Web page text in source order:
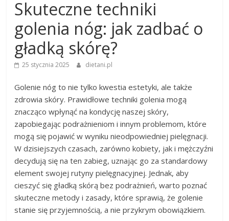
Skuteczne techniki
golenia nóg: jak zadbać o
gładką skórę?
25 stycznia 2025 dietani.pl
Golenie nóg to nie tylko kwestia estetyki, ale także
zdrowia skóry. Prawidłowe techniki golenia mogą
znacząco wpłynąć na kondycję naszej skóry,
zapobiegając podrażnieniom i innym problemom, które
mogą się pojawić w wyniku nieodpowiedniej pielęgnacji.
W dzisiejszych czasach, zarówno kobiety, jak i mężczyźni
decydują się na ten zabieg, uznając go za standardowy
element swojej rutyny pielęgnacyjnej. Jednak, aby
cieszyć się gładką skórą bez podrażnień, warto poznać
skuteczne metody i zasady, które sprawią, że golenie
stanie się przyjemnością, a nie przykrym obowiązkiem.